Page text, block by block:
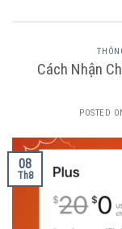
Cách Nhận
POSTED
08
Th8